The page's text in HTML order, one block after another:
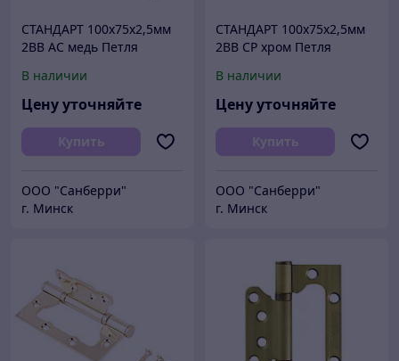
СТАНДАРТ 100х75х2,5мм
2BB AC медь Петля
шт (100,20)
В наличии
Цену уточняйте
Купить
ООО "Санберри"
г. Минск
СТАНДАРТ 100х75х2,5мм
2BB CP хром Петля
шт (100,20)
В наличии
Цену уточняйте
Купить
ООО "Санберри"
г. Минск